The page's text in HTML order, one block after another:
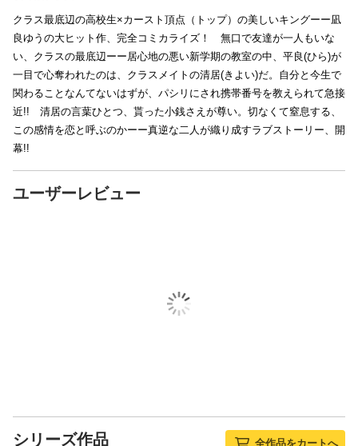
クラス最底辺の高校生×カースト頂点（トップ）の美しいキングーー凪
良ゆうの大ヒット作、完全コミカライズ！ 無口で友達が一人もいな
い、クラスの最底辺ーー居心地の悪い新学期の教室の中、平良(ひら)が
一目で心奪われたのは、クラスメイトの清居(きよい)だ。自分と今生で
関わることなんてないはずが、パシリにされ携帯番号を教えられて急接
近!! 清居の言葉ひとつ、貰った小銭さえが尊い。切なくて窒息する、
この感情を恋と呼ぶのかーー真逆な二人が織り成すラブストーリー、開
幕!!
ユーザーレビュー
シリーズ作品 全作品をカートへ